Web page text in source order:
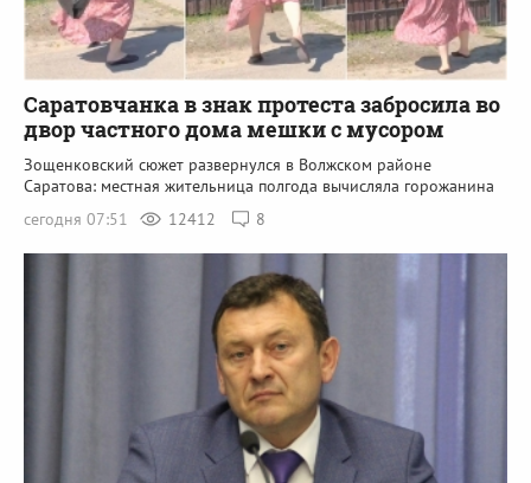
Саратовчанка в знак протеста забросила во
двор частного дома мешки с мусором
Зощенковский сюжет развернулся в Волжском районе
Саратова: местная жительница полгода вычисляла горожанина
сегодня 07:51
12412 8